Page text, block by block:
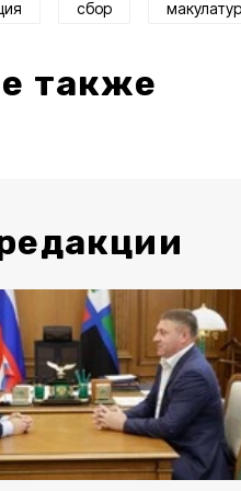
сбор
также